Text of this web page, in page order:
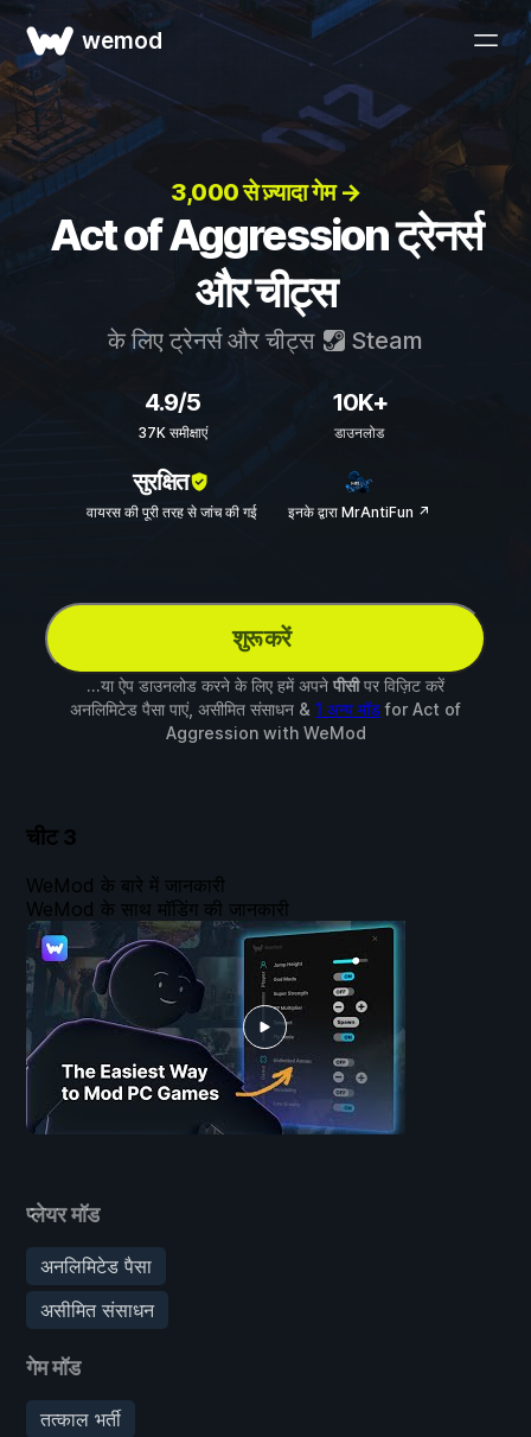
wemod
3,000 से ज़्यादा गेम →
Act of Aggression ट्रेनर्स
और चीट्स
के लिए ट्रेनर्स और चीट्स Steam
4.9/5
37K समीक्षाएं
10K+
डाउनलोड
सुरक्षित
वायरस की पूरी तरह से जांच की गई इनके द्वारा MrAntiFun ↗
शुरू करें
...या ऐप डाउनलोड करने के लिए हमें अपने पीसीपर विज़िट करें
अनलिमिटेड पैसा पाएं, असीमित संसाधन & 1 अन्य मॉडfor Act of
Aggressionwith WeMod
चीट 3
प्लेयर मॉड
अनलिमिटेड पैसा
असीमित संसाधन
गेम मॉड
तत्काल भर्ती
WeMod के बारे में जानकारी
WeMod के साथ मॉडिंग की जानकारी